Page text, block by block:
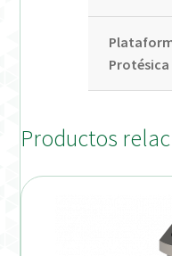
Protésica
Productos